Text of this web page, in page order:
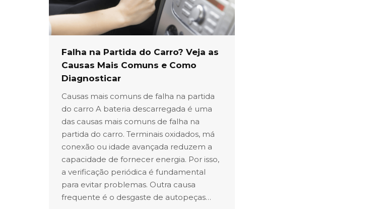
Falha na Partida do Carro? Veja as
Causas Mais Comuns e Como
Diagnosticar
Causas mais comuns de falha na partida
do carro A bateria descarregada é uma
das causas mais comuns de falha na
partida do carro. Terminais oxidados, má
conexão ou idade avançada reduzem a
capacidade de fornecer energia. Por isso,
a verificação periódica é fundamental
para evitar problemas. Outra causa
frequente é o desgaste de autopeças…